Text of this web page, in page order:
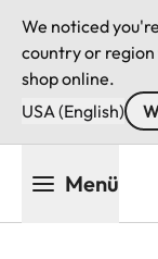
We noticed
country or
shop online.
USA (English)
Menü